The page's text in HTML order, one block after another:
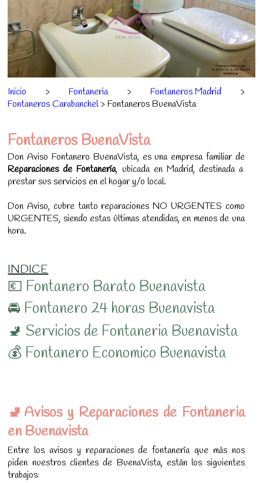
Inicio >Fontaneria> Fontaneros Madrid>
Fontaneros Carabanchel> Fontaneros BuenaVista
Fontaneros BuenaVista
Don Aviso Fontanero BuenaVista, es una empresa familiar de
Reparaciones de Fontanería, ubicada en Madrid, destinada a
prestar sus servicios en el hogar y/o local.
Don Aviso, cubre tanto reparaciones NO URGENTES como
URGENTES, siendo estas últimas atendidas, en menos de una
hora.
INDICE
💶 Fontanero Barato Buenavista
🚘 Fontanero 24 horas Buenavista
🚽 Servicios de Fontaneria Buenavista
💰 Fontanero Economico Buenavista
🚽Avisos y Reparaciones de Fontaneria
en Buenavista
Entre los avisos y reparaciones de fontanería que más nos
piden nuestros clientes de BuenaVista, están los siguientes
trabajos: